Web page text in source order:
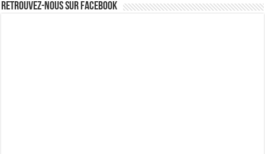
Retrouvez-nous sur Facebook